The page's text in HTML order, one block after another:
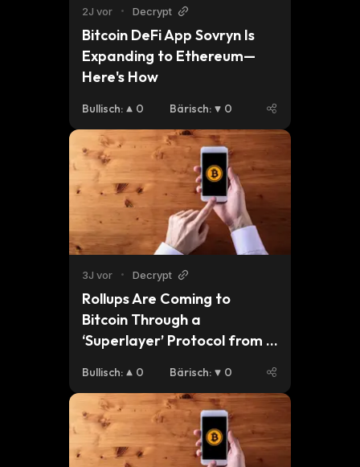
2J vor • Decrypt
Bitcoin DeFi App Sovryn Is
Expanding to Ethereum—
Here's How
Bullisch: 0 Bärisch: 0
3J vor • Decrypt
Rollups Are Coming to
Bitcoin Through a
‘Superlayer’ Protocol from
Bullisch: 0 Bärisch: 0